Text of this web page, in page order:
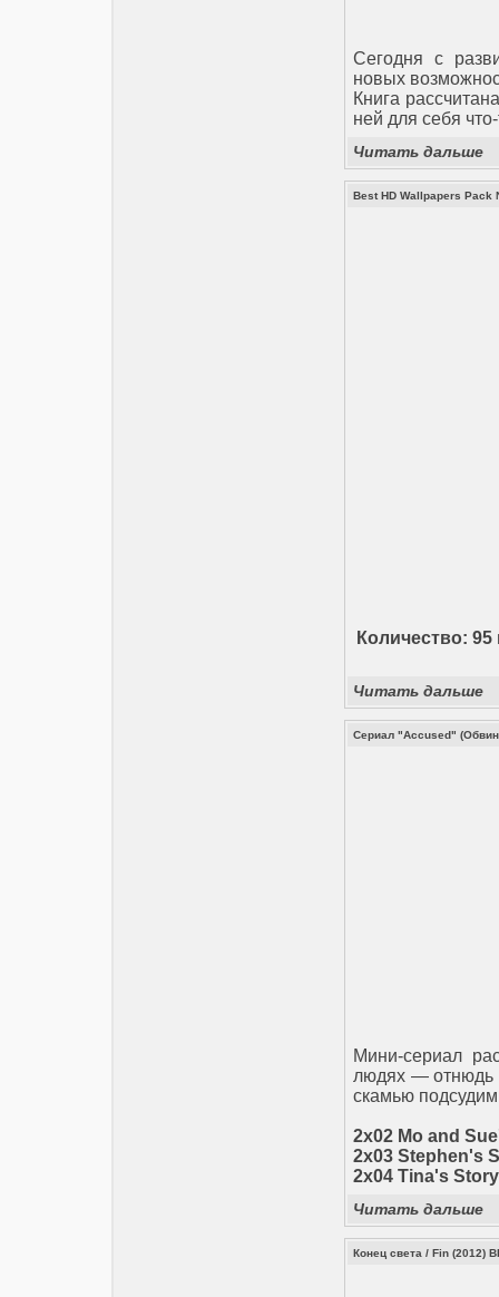
Сегодня с
новых
Книга
ней для себя
Читать дальше
Best HD Wallpapers
Количество:
Читать дальше
Сериал "Accused"
Мини-сериал
людях — отнюдь
скамью
2x02 Mo and
2x03 Stephen's
2x04 Tina's
Читать дальше
Конец света / Fin (2012)